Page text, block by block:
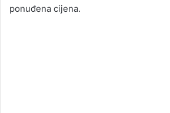
ponuđena cijena.